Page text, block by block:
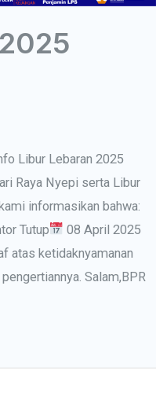
Libur Lebaran 2025
Raya Nyepi serta Libur
informasikan bahwa:
Tutup
08 April 2025
atas ketidaknyamanan
Salam,BPR